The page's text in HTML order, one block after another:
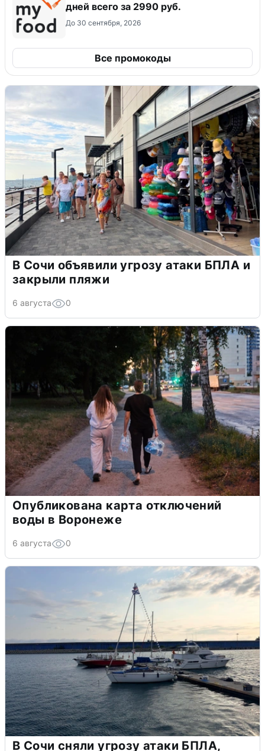
дней всего за 2990 руб.
До 30 сентября, 2026
Все промокоды
В Сочи объявили угрозу атаки БПЛА и
закрыли пляжи
6 августа 0
Опубликована карта отключений
воды в Воронеже
6 августа 0
В Сочи сняли угрозу атаки БПЛА,